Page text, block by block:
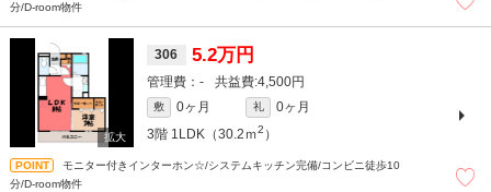
分/D-room物件
306 5.2万円
- 4,500円
敷 0ヶ月 礼
0ヶ月
3階 1LDK（30.2ｍ2 ）
モニター付きインターホン☆/システムキッチン完備/コンビニ徒歩10
分/D-room物件